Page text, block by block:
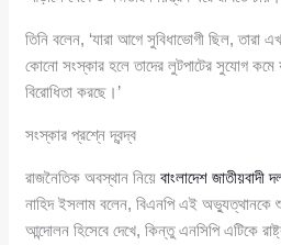
তিনি বলেন, ‘যারা আগে সুবিধাভোগী ছিল, তারা
কোনো সংস্কার হলে তাদের লুটপাটের সুযোগ কমে
বিরোধিতা করছে।’
সংস্কার প্রশ্নে দ্বন্দ্ব
রাজনৈতিক অবস্থান নিয়েবাংলাদেশ জাতীয়বাদী
নাহিদ ইসলাম বলেন, বিএনপি এই অভ্যুত্থানকে
আন্দোলন হিসেবে দেখে, কিন্তু এনসিপি এটিকে